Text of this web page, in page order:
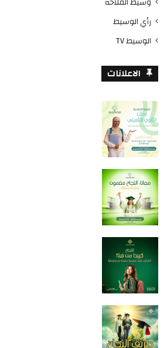
رأي الوسيط
الوسيط TV
الاعلانات